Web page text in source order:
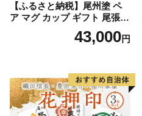
【ふるさと納税】尾州塗 ペ
ア マグ カップ ギフト 尾張漆
漆 漆器 漆器工芸 工芸品 芸術
性 実用性 抗菌性 美味しく安
抗ウイルス効果 お取り寄せ
愛知県 小牧市 送料無料
43,000円